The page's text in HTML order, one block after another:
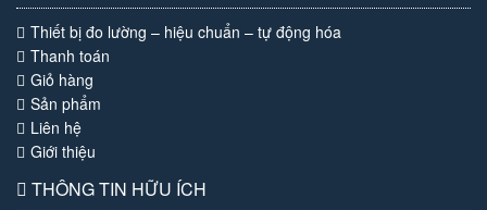
Thiết bị đo lường – hiệu chuẩn – tự động hóa
Thanh toán
Giỏ hàng
Sản phẩm
Liên hệ
Giới thiệu
THÔNG TIN HỮU ÍCH